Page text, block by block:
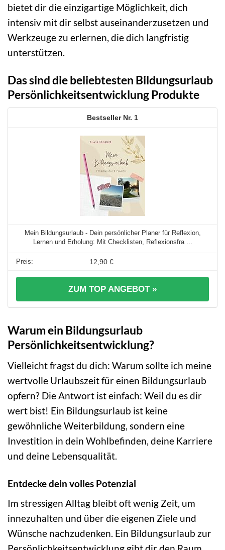
bietet dir die einzigartige Möglichkeit, dich
intensiv mit dir selbst auseinanderzusetzen und
Werkzeuge zu erlernen, die dich langfristig
unterstützen.
Das sind die beliebtesten Bildungsurlaub
Persönlichkeitsentwicklung Produkte
1
Mein Bildungsurlaub - Dein persönlicher Planer für Reflexion,
Lernen und Erholung: Mit Checklisten, Reflexionsfra ...
12,90 €
ZUM TOP ANGEBOT »
Warum ein Bildungsurlaub
Persönlichkeitsentwicklung?
Vielleicht fragst du dich: Warum sollte ich meine
wertvolle Urlaubszeit für einen Bildungsurlaub
opfern? Die Antwort ist einfach: Weil du es dir
wert bist! Ein Bildungsurlaub ist keine
gewöhnliche Weiterbildung, sondern eine
Investition in dein Wohlbefinden, deine Karriere
und deine Lebensqualität.
Entdecke dein volles Potenzial
Im stressigen Alltag bleibt oft wenig Zeit, um
innezuhalten und über die eigenen Ziele und
Wünsche nachzudenken. Ein Bildungsurlaub zur